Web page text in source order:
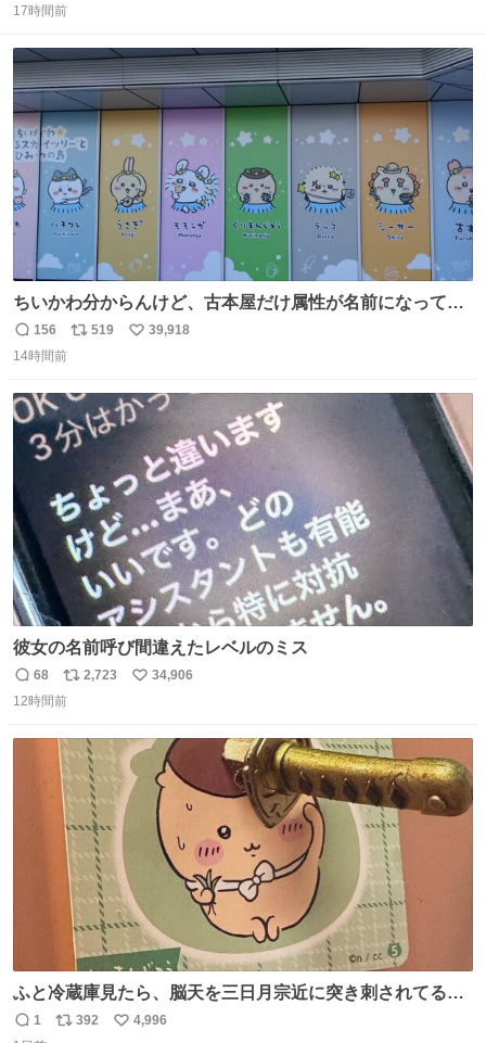
信
ポ
ト
数
数
17時間前
ちいかわ分からんけど、古本屋だけ属性が名前になってる
のはどういうこと？
返
信
156
リ
ト
数
519
い
数
39,918
14時間前
彼女の名前呼び間違えたレベルのミス
返
信
68
リ
ポ
ト
数
2,723
い
数
34,906
12時間前
ふと冷蔵庫見たら、脳天を三日月宗近に突き刺されてるく
りまんじゅうパイセンが
返
1
リ
392
い
4,996